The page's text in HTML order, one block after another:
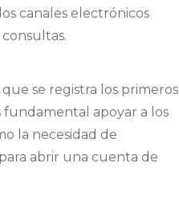
canales electrónicos
se registra los primeros
fundamental apoyar a los
la necesidad de
abrir una cuenta de